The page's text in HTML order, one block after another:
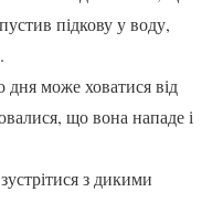
підкову у воду,
дня може ховатися від
що вона нападе і
з дикими